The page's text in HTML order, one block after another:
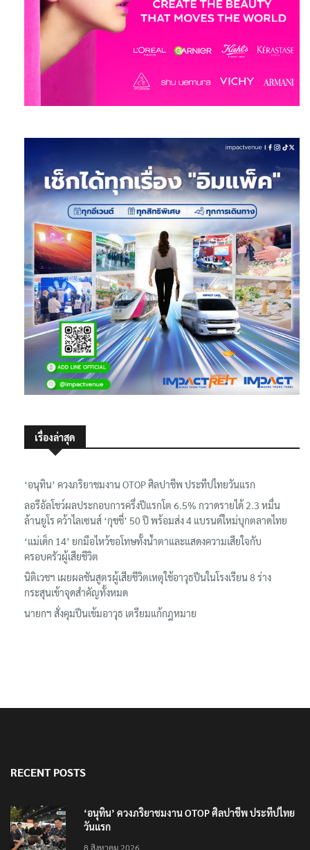
เรื่องล่าสุด
‘อนุทิน’ ควงภริยาชมงาน OTOP ศิลปาชีพ ประทีปไทยวันแรก
ลอรีอัลโชว์ผลประกอบการครึ่งปีแรกโต 6.5% กวาดรายได้ 2.3 หมื่น
ล้านยูโร คว้าไลเซนส์ ‘กุชชี่’ 50 ปี พร้อมส่ง 4 แบรนด์ใหม่บุกตลาดไทย
‘แม่เด็ก 14’ ยกมือไหว้ขอโทษทั้งน้ำตาและแสดงความเสียใจกับ
ครอบครัวผู้เสียชีวิต
นิติเวชฯ เผยผลชันสูตรผู้เสียชีวิตเหตุใช้อาวุธปืนในโรงเรียน 8 ร่าง
กระสุนเข้าจุดสำคัญทั้งหมด
นายกฯ สั่งคุมปืนเข้มอาวุธ เตรียมแก้กฎหมาย
RECENT POSTS
‘อนุทิน’ ควงภริยาชมงาน OTOP ศิลปาชีพ ประทีปไทย
วันแรก
8 สิงหาคม 2026